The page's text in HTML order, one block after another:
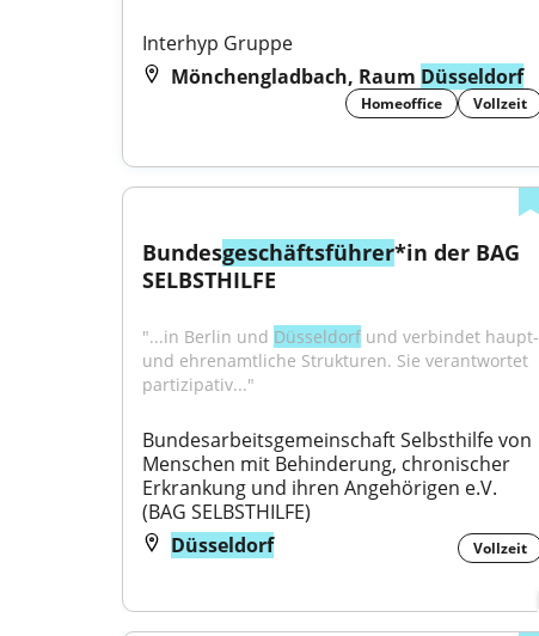
Interhyp Gruppe
Mönchengladbach, Raum Düsseldorf
Homeoffice Vollzeit
Bundesgeschäftsführer*in der BAG
SELBSTHILFE
"...in Berlin und Düsseldorf und verbindet haupt-
und ehrenamtliche Strukturen. Sie verantwortet
partizipativ..."
Bundesarbeitsgemeinschaft Selbsthilfe von
Menschen mit Behinderung, chronischer
Erkrankung und ihren Angehörigen e.V.
(BAG SELBSTHILFE)
Düsseldorf
Vollzeit